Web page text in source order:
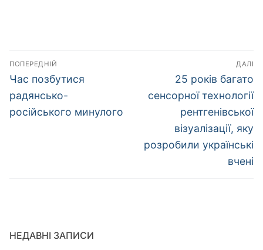
Навігація
записів
ПОПЕРЕДНІЙ
Попередній
запис:
Час позбутися
радянсько-
російського минулого
ДАЛІ
Наступний
запис:
25 років багато
сенсорної технології
рентгенівської
візуалізації, яку
розробили українські
вчені
НЕДАВНІ ЗАПИСИ